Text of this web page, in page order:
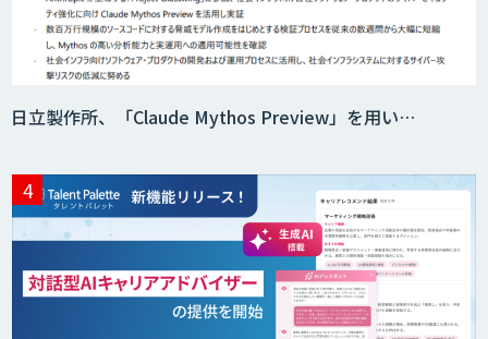
AI価格調査ツールSmapra
secondz Agentsense
Smart Search
法人向けAIエージェント「OfficeAI社
日立製作所、「Claude Mythos Preview」を用い…